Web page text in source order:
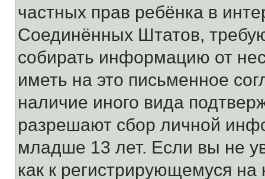
частных прав ребёнка в
Соединённых Штатов,
собирать информацию от
иметь на это письменное
наличие иного вида
разрешают сбор личной
младше 13 лет. Если вы не
как к регистрирующемуся